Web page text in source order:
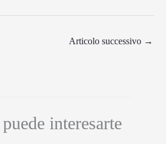
Articolo successivo →
interesarte